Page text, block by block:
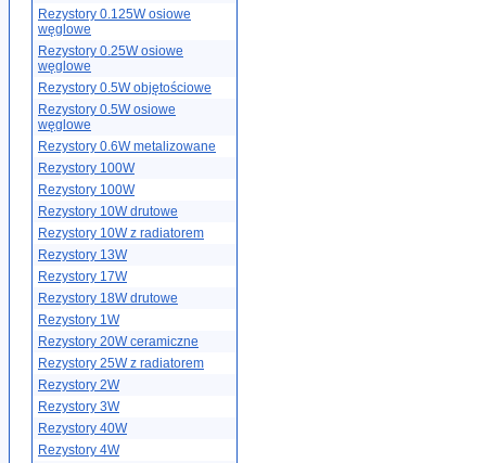
Rezystory 0.125W osiowe
węglowe
Rezystory 0.25W osiowe
węglowe
Rezystory 0.5W objętościowe
Rezystory 0.5W osiowe
węglowe
Rezystory 0.6W metalizowane
Rezystory 100W
Rezystory 100W
Rezystory 10W drutowe
Rezystory 10W z radiatorem
Rezystory 13W
Rezystory 17W
Rezystory 18W drutowe
Rezystory 1W
Rezystory 20W ceramiczne
Rezystory 25W z radiatorem
Rezystory 2W
Rezystory 3W
Rezystory 40W
Rezystory 4W